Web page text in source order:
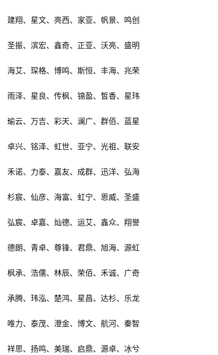
建翔、星文、亮西、家亚、帆景、鸣创
圣振、滨宏、鑫奇、正亚、沃亮、盛明
海艾、琛格、博鸣、斯恒、丰海、兆荣
雨泽、星良、传枫、锦盈、皙香、星玮
瑜云、万吉、彩天、澜广、群佰、蓝星
卓兴、铭泽、虹世、亚宁、光祖、联安
禾诺、力泰、嘉友、成群、迅洋、弘海
杉宸、仙彦、海富、虹宁、恩威、圣盛
弘宸、卓嘉、灿德、运艾、鑫众、翔誉
德朗、青卓、尊锋、君鼎、旭海、源虹
枫承、浩儒、林辰、荣佰、禾诚、广奇
承腾、玮泓、楚鸿、星昌、达杉、乐龙
唯力、泰茂、澄金、博文、航河、秦智
祥思、扬鸣、美瑞、启鼎、源卓、冰兮